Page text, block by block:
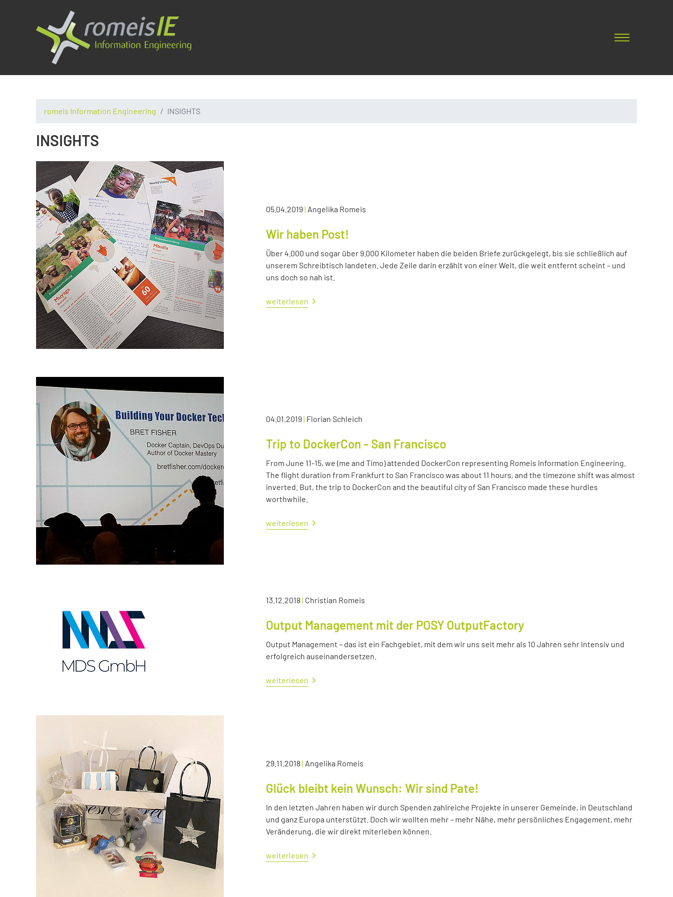
romeis Information Engineering INSIGHTS
INSIGHTS
05.04.2019| Angelika Romeis
Wir haben Post!
Über 4.000 und sogar über 9.000 Kilometer haben die beiden Briefe zurückgelegt, bis sie schließlich auf
unserem Schreibtisch landeten. Jede Zeile darin erzählt von einer Welt, die weit entfernt scheint – und
uns doch so nah ist.
weiterlesen
04.01.2019| Florian Schleich
Trip to DockerCon - San Francisco
From June 11-15, we (me and Timo) attended DockerCon representing Romeis Information Engineering.
The flight duration from Frankfurt to San Francisco was about 11 hours, and the timezone shift was almost
inverted. But, the trip to DockerCon and the beautiful city of San Francisco made these hurdles
worthwhile.
weiterlesen
13.12.2018| Christian Romeis
Output Management mit der POSY OutputFactory
Output Management – das ist ein Fachgebiet, mit dem wir uns seit mehr als 10 Jahren sehr intensiv und
erfolgreich auseinandersetzen.
weiterlesen
29.11.2018| Angelika Romeis
Glück bleibt kein Wunsch: Wir sind Pate!
In den letzten Jahren haben wir durch Spenden zahlreiche Projekte in unserer Gemeinde, in Deutschland
und ganz Europa unterstützt. Doch wir wollten mehr – mehr Nähe, mehr persönliches Engagement, mehr
Veränderung, die wir direkt miterleben können.
weiterlesen